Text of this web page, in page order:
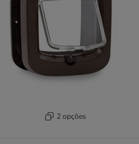
2 opções